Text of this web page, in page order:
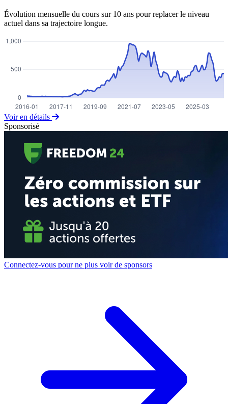
Évolution mensuelle du cours sur 10 ans pour replacer le niveau
actuel dans sa trajectoire longue.
Voir en détails
Sponsorisé
Connectez-vous pour ne plus voir de sponsors